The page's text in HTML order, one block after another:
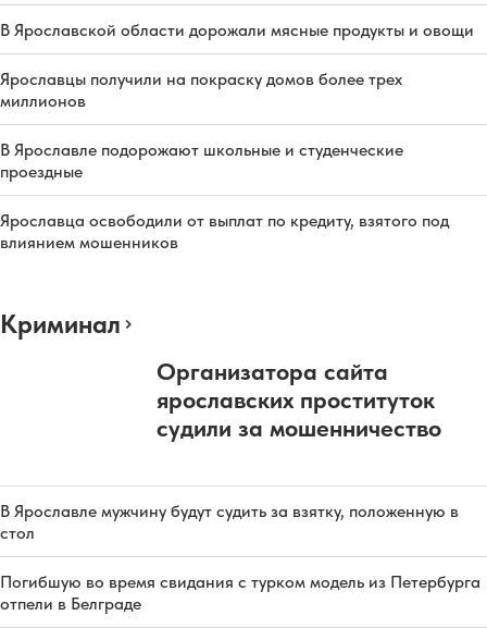
В Ярославской области дорожали мясные продукты и овощи
Ярославцы получили на покраску домов более трех
миллионов
В Ярославле подорожают школьные и студенческие
проездные
Ярославца освободили от выплат по кредиту, взятого под
влиянием мошенников
Криминал
Организатора сайта
ярославских проституток
судили за мошенничество
В Ярославле мужчину будут судить за взятку, положенную в
стол
Погибшую во время свидания с турком модель из Петербурга
отпели в Белграде